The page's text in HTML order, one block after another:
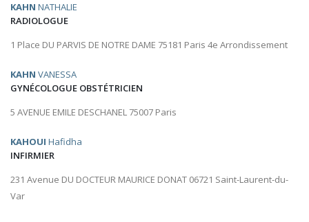
KAHN NATHALIE
RADIOLOGUE
1 Place DU PARVIS DE NOTRE DAME 75181 Paris 4e Arrondissement
KAHN VANESSA
GYNÉCOLOGUE OBSTÉTRICIEN
5 AVENUE EMILE DESCHANEL 75007 Paris
KAHOUI Hafidha
INFIRMIER
231 Avenue DU DOCTEUR MAURICE DONAT 06721 Saint-Laurent-du-
Var